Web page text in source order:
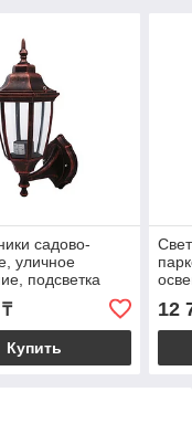
садово-
уличное
подсветка
Парка
Купить
12